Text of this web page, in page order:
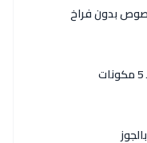
بدون فراخ